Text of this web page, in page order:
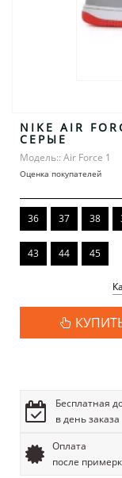
NIKE AIR
СЕРЫЕ
Модель:: Air Force 1
Оценка покупателей
36 37 38
43 44 45
Бесплатная
в день заказа
Оплата
после